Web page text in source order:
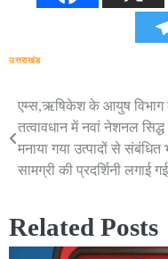
उत्तराखंड
Post
navigation
एम्स,ऋषिकेश के आयुष
तत्वावधान में नवां नेशनल
मनाया गया उत्पादों से संबंधित
सामग्री की प्रदर्शिनी लगाई गई
Related Posts